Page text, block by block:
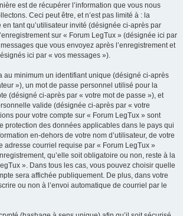
est de récupérer l’information que vous nous
Ceci peut être, et n’est pas limité à : la
tant qu’utilisateur invité (désignée ci-après par
sur « Forum LegTux » (désignée ici par
que vous envoyez après l’enregistrement et
ici par « vos messages »).
au minimum un identifiant unique (désigné ci-après
»), un mot de passe personnel utilisé pour la
(désigné ci-après par « votre mot de passe »), et
valide (désignée ci-après par « votre
pour votre compte sur « Forum LegTux » sont
protection des données applicables dans le pays qui
en-dehors de votre nom d’utilisateur, de votre
adresse courriel requise par « Forum LegTux »
qu’elle soit obligatoire ou non, reste à la
». Dans tous les cas, vous pouvez choisir quelle
sera affichée publiquement. De plus, dans votre
ou non à l’envoi automatique de courriel par le